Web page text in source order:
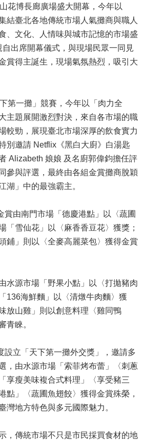
花博長廊廣場盛大開幕，今年以
結臺北各地傳統市場人氣攤商與職人
、文化、人情味與城市記憶的市場盛
出席開幕儀式，與現場民眾一同見
賞得主誕生，現場氣氛熱烈，吸引大
一攤」競賽，今年以「肉力全
主題展開激烈對決，來自各市場的職
較勁，展現臺北市場深厚的飲食實力
別邀請 Netflix《黑白大廚》白湯匙
Alizabeth 娘娘 及名廚郭偉鈞擔任評
參與評選，最終由各組金賞攤商脫穎
湖」中的最強霸主。
由南門市場「德慶港點」以〈蔬圃
「雪仙花」以〈麻香香豆花〉獲獎；
鋪」則以〈全麥高麗菜包〉獲得金賞
水源市場「野果小點」以〈打拋豬肉
136海鮮麵」以〈清燉牛肉麵〉獲
放山雞」則以創意料理〈雞同鴨
青睞。
立「天下第一攤外交獎」，邀請多
，由水源市場「索菲烤布蕾」〈刺蔥
享瘦美味複合式料理」〈享受豬三
點」〈蔬圃魚翅餃〉獲得金賞殊榮，
灣地方特色與多元國際魅力。
傳統市場不只是市民採買食材的地